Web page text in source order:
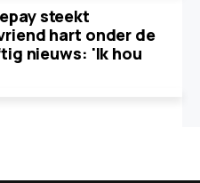
steekt
hart onder de
nieuws: 'Ik hou